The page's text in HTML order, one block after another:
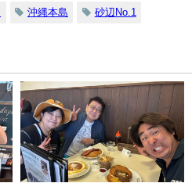
沖縄本島 砂辺No.1